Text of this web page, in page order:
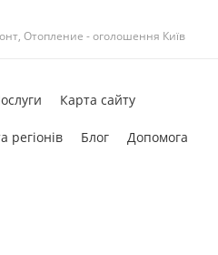
Отопление - оголошення Київ
Карта сайту
регіонів Блог Допомога